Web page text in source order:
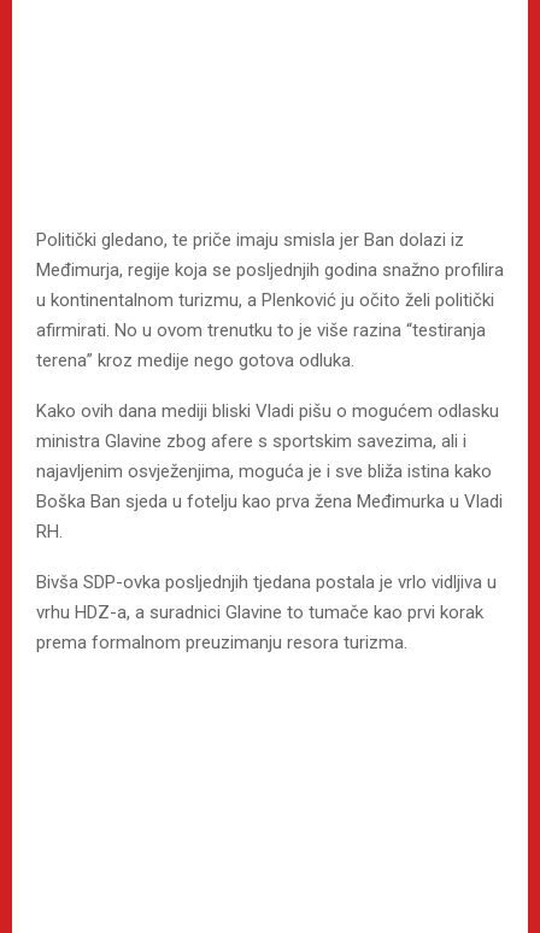
Politički gledano, te priče imaju smisla jer Ban dolazi iz
Međimurja, regije koja se posljednjih godina snažno profilira
u kontinentalnom turizmu, a Plenković ju očito želi politički
afirmirati. No u ovom trenutku to je više razina “testiranja
terena” kroz medije nego gotova odluka.
Kako ovih dana mediji bliski Vladi pišu o mogućem odlasku
ministra Glavine zbog afere s sportskim savezima, ali i
najavljenim osvježenjima, moguća je i sve bliža istina kako
Boška Ban sjeda u fotelju kao prva žena Međimurka u Vladi
RH.
Bivša SDP-ovka posljednjih tjedana postala je vrlo vidljiva u
vrhu HDZ-a, a suradnici Glavine to tumače kao prvi korak
prema formalnom preuzimanju resora turizma.